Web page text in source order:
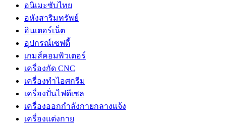
อนิเมะซับไทย
อหังสาริมทรัพย์
อินเตอร์เน็ต
อุปกรณ์เซฟตี้
เกมส์คอมพิวเตอร์
เครื่องกัด CNC
เครื่องทำไอศกรีม
เครื่องปั่นไฟดีเซล
เครื่องออกกำลังกายกลางแจ้ง
เครื่องแต่งกาย